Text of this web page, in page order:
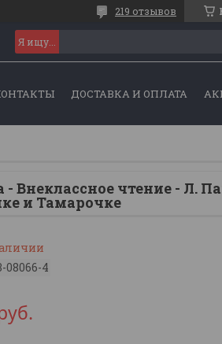
219 отзывов
ДОСТАВКА И ОПЛАТА
- Внеклассное чтение - Л.
и Тамарочке
08066-4